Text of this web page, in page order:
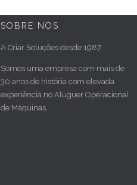
SOBRE NÓS
A Criar Soluções desde 1987
Somos uma empresa com mais de
30 anos de história com elevada
experiência no Aluguer Operacional
de Máquinas.